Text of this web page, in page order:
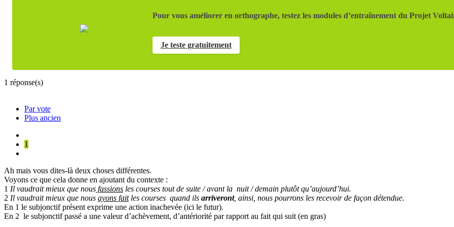
Pour vous améliorer en orthographe, testez les modules d’entraînement du Projet
Je teste gratuitement
1 réponse(s)
Par vote
Plus ancien
1
Ah mais vous dites-là deux choses différentes.
Voyons ce que cela donne en ajoutant du contexte :
1 Il vaudrait mieux que nous fassions les courses tout de suite / avant la nuit / demain plutôt qu’aujourd’hui.
2 Il vaudrait mieux que nous ayons faitles courses quand ils arriveront, ainsi, nous pourrons les recevoir de façon détendue.
En 1 le subjonctif présent exprime une action inachevée (ici le futur).
En 2 le subjonctif passé a une valeur d’achèvement, d’antériorité par rapport au fait qui suit (en gras)